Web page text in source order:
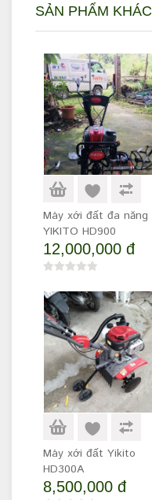
SẢN PHẨM KHÁC
Máy xới đất đa năng
YIKITO HD900
12,000,000 đ
Máy xới đất Yikito
HD300A
8,500,000 đ